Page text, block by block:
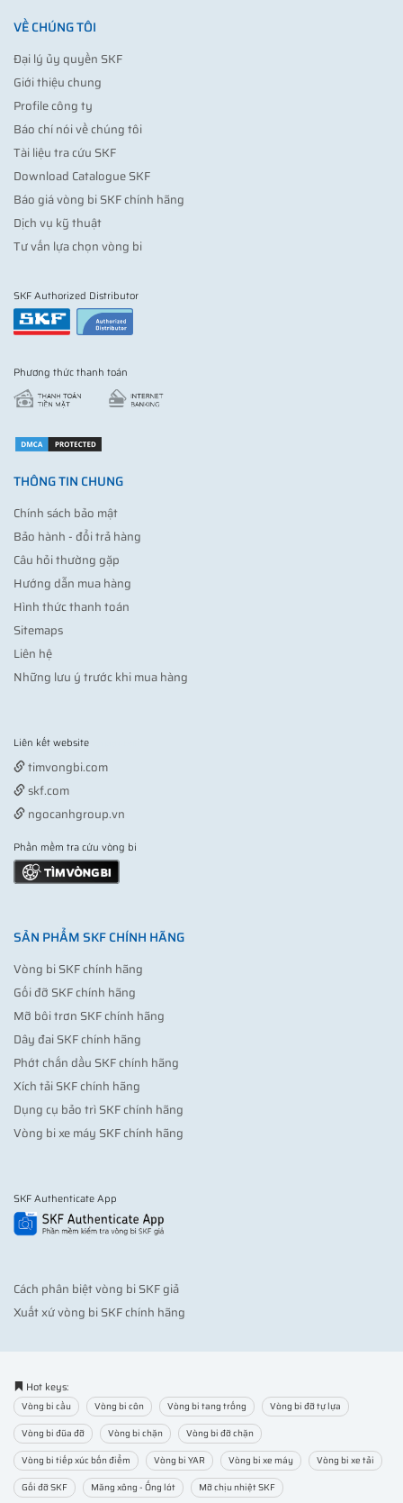
VỀ CHÚNG TÔI
Đại lý ủy quyền SKF
Giới thiệu chung
Profile công ty
Báo chí nói về chúng tôi
Tài liệu tra cứu SKF
Download Catalogue SKF
Báo giá vòng bi SKF chính hãng
Dịch vụ kỹ thuật
Tư vấn lựa chọn vòng bi
SKF Authorized Distributor
Phương thức thanh toán
THÔNG TIN CHUNG
Chính sách bảo mật
Bảo hành - đổi trả hàng
Câu hỏi thường gặp
Hướng dẫn mua hàng
Hình thức thanh toán
Sitemaps
Liên hệ
Những lưu ý trước khi mua hàng
Liên kết website
timvongbi.com
skf.com
ngocanhgroup.vn
Phần mềm tra cứu vòng bi
SẢN PHẨM SKF CHÍNH HÃNG
Vòng bi SKF chính hãng
Gối đỡ SKF chính hãng
Mỡ bôi trơn SKF chính hãng
Dây đai SKF chính hãng
Phớt chắn dầu SKF chính hãng
Xích tải SKF chính hãng
Dụng cụ bảo trì SKF chính hãng
Vòng bi xe máy SKF chính hãng
SKF Authenticate App
Cách phân biệt vòng bi SKF giả
Xuất xứ vòng bi SKF chính hãng
Hot keys:
Vòng bi cầu Vòng bi côn Vòng bi tang trống
Vòng bi đỡ tự lựa
Vòng bi đũa đỡ
Vòng bi chặn
Vòng bi đỡ chặn
Vòng bi tiếp xúc bốn điểm
Vòng bi YAR Vòng bi xe máy
Vòng bi xe tải
Gối đỡ SKF
Măng xông - Ống lót
Mỡ chịu nhiệt SKF